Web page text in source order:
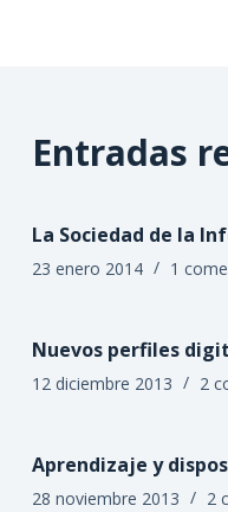
Entradas
La Sociedad de la
23 enero 2014 1
Nuevos perfiles
12 diciembre 2013 2
Aprendizaje y
28 noviembre 2013 2